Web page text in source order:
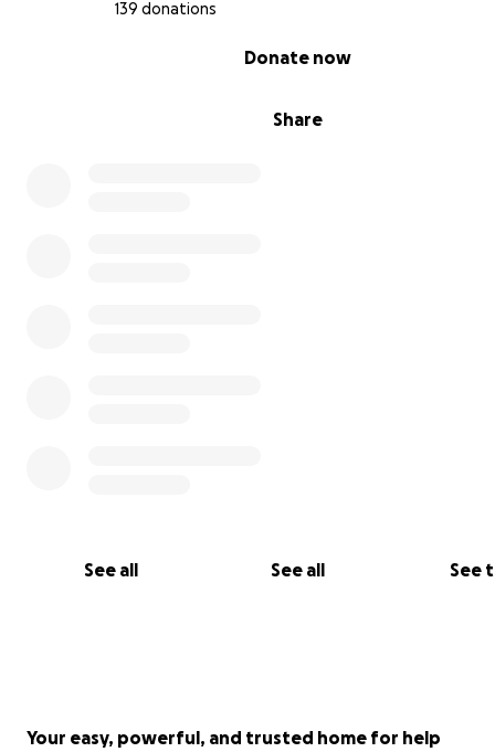
139 donations
Share
Donate now
See all See all See
Your easy, powerful, and trusted home for help